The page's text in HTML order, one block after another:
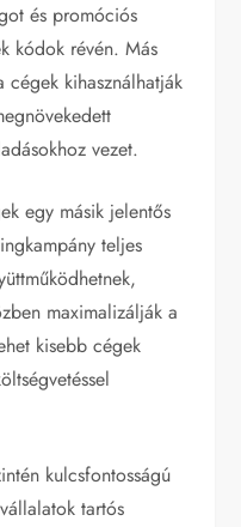
és promóciós
kódok révén. Más
cégek kihasználhatják
vezet.
egy másik jelentős
teljes
maximalizálják a
kisebb cégek
kulcsfontosságú
tartós